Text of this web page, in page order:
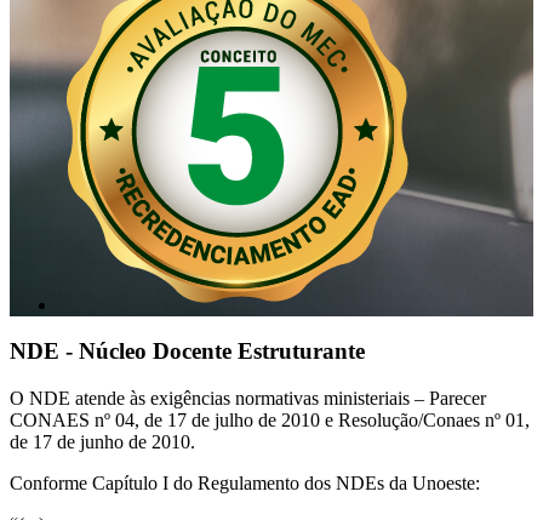
NDE - Núcleo Docente Estruturante
O NDE atende às exigências normativas ministeriais – Parecer
CONAES nº 04, de 17 de julho de 2010 e Resolução/Conaes nº 01,
de 17 de junho de 2010.
Conforme Capítulo I do Regulamento dos NDEs da Unoeste: